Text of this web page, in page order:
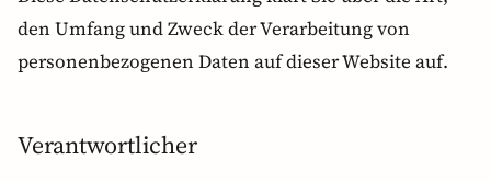
den Umfang und Zweck der Verarbeitung von
personenbezogenen Daten auf dieser Website auf.
Verantwortlicher